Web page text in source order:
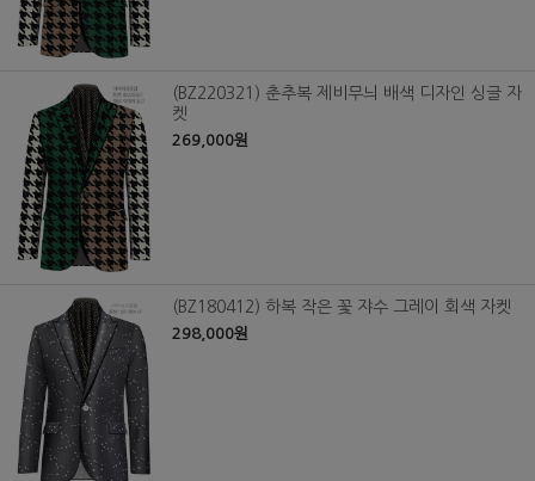
(BZ220321) 춘추복 제비무늬 배색 디자인 싱글 자
켓
269,000원
(BZ180412) 하복 작은 꽃 쟈수 그레이 회색 자켓
298,000원